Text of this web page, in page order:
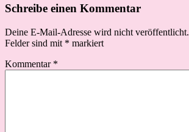
Schreibe einen Kommentar
Deine E-Mail-Adresse wird nicht veröffentlicht.
Felder sind mit * markiert
Kommentar *